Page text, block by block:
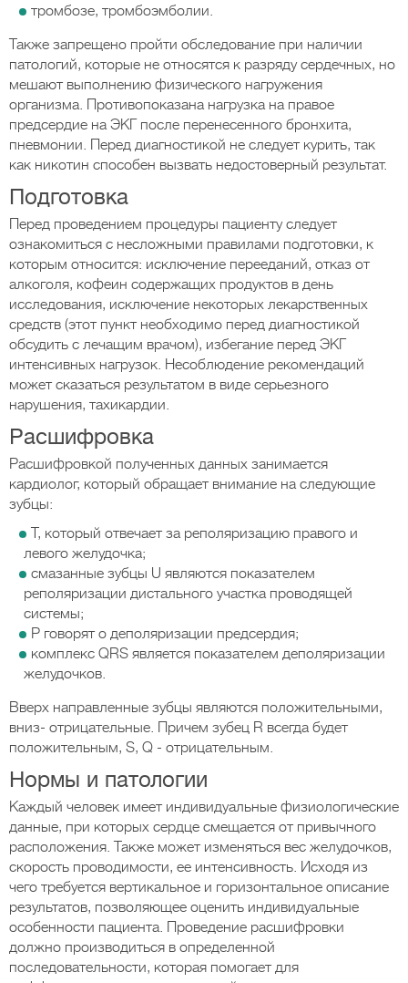
тромбозе, тромбоэмболии.
Также запрещено пройти обследование при наличии
патологий, которые не относятся к разряду сердечных, но
мешают выполнению физического нагружения
организма. Противопоказана нагрузка на правое
предсердие на ЭКГ после перенесенного бронхита,
пневмонии. Перед диагностикой не следует курить, так
как никотин способен вызвать недостоверный результат.
Подготовка
Перед проведением процедуры пациенту следует
ознакомиться с несложными правилами подготовки, к
которым относится: исключение перееданий, отказ от
алкоголя, кофеин содержащих продуктов в день
исследования, исключение некоторых лекарственных
средств (этот пункт необходимо перед диагностикой
обсудить с лечащим врачом), избегание перед ЭКГ
интенсивных нагрузок. Несоблюдение рекомендаций
может сказаться результатом в виде серьезного
нарушения, тахикардии.
Расшифровка
Расшифровкой полученных данных занимается
кардиолог, который обращает внимание на следующие
зубцы:
Т, который отвечает за реполяризацию правого и
левого желудочка;
смазанные зубцы U являются показателем
реполяризации дистального участка проводящей
системы;
Р говорят о деполяризации предсердия;
комплекс QRS является показателем деполяризации
желудочков.
Вверх направленные зубцы являются положительными,
вниз- отрицательные. Причем зубец R всегда будет
положительным, S, Q - отрицательным.
Нормы и патологии
Каждый человек имеет индивидуальные физиологические
данные, при которых сердце смещается от привычного
расположения. Также может изменяться вес желудочков,
скорость проводимости, ее интенсивность. Исходя из
чего требуется вертикальное и горизонтальное описание
результатов, позволяющее оценить индивидуальные
особенности пациента. Проведение расшифровки
должно производиться в определенной
последовательности, которая помогает для